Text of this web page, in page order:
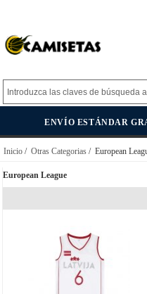
ENVÍO ESTÁNDAR
Inicio / Otras Categorias / European
European League